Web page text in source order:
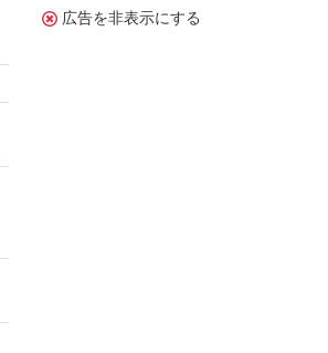
広告を非表示にする